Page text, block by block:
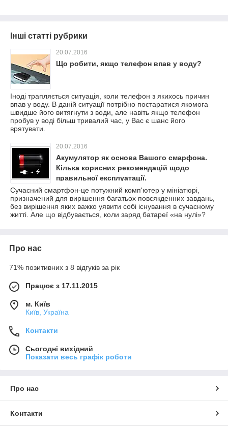
Інші статті рубрики
20.07.2016
Що робити, якщо телефон впав у воду?
Іноді трапляється ситуація, коли телефон з якихось причин
впав у воду. В даній ситуації потрібно постаратися якомога
швидше його витягнути з води, але навіть якщо телефон
пробув у воді більш тривалий час, у Вас є шанс його
врятувати.
20.07.2016
Акумулятор як основа Вашого смарфона.
Кілька корисних рекомендацій щодо
правильної експлуатації.
Сучасний смартфон-це потужний комп'ютер у мініатюрі,
призначений для вирішення багатьох повсякденних завдань,
без вирішення яких важко уявити собі існування в сучасному
житті. Але що відбувається, коли заряд батареї «на нулі»?
Про нас
71% позитивних з 8 відгуків за рік
Працює з 17.11.2015
м. Київ
Київ, Україна
Контакти
Сьогодні вихідний
Показати весь графік роботи
Про нас
Контакти